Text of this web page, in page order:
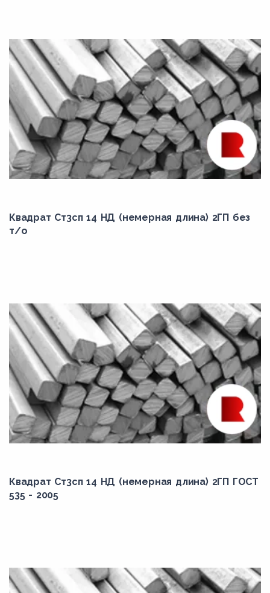
Квадрат Ст3сп 14 НД (немерная длина) 2ГП без
т/о
Квадрат Ст3сп 14 НД (немерная длина) 2ГП ГОСТ
535 - 2005